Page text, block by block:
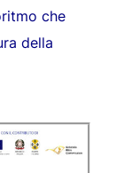
che
della